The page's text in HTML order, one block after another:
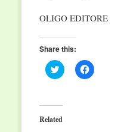
OLIGO EDITORE
Share this:
Click
to
(Opens
in
new
Click
to
Related